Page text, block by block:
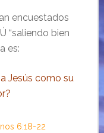
encuestados
“saliendo bien
es:
Jesús como su
6:18-22